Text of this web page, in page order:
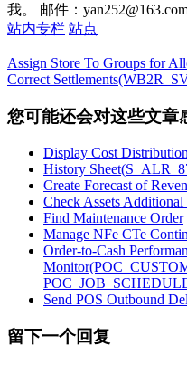
我。 邮件：
站内专栏 站点
Assign Store To Groups for
Correct
您可能还会对这些文章
Display Cost
History
Create Forecast of
Check Assets
Find Maintenance Order
Manage NFe CTe
Order-to-Cash
Send POS Outbound
留下一个回复